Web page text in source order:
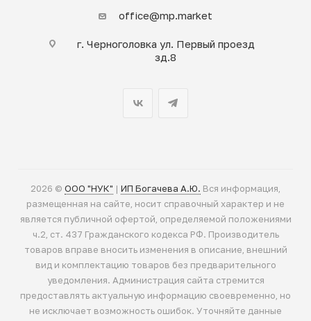
office@mp.market
г. Черноголовка ул. Первый проезд
зд.8
2026 © ООО "НУК" | ИП Богачева А.Ю. Вся информация,
размещенная на сайте, носит справочный характер и не
является публичной офертой, определяемой положениями
ч.2, ст. 437 Гражданского кодекса РФ. Производитель
товаров вправе вносить изменения в описание, внешний
вид и комплектацию товаров без предварительного
уведомления. Администрация сайта стремится
предоставлять актуальную информацию своевременно, но
не исключает возможность ошибок. Уточняйте данные